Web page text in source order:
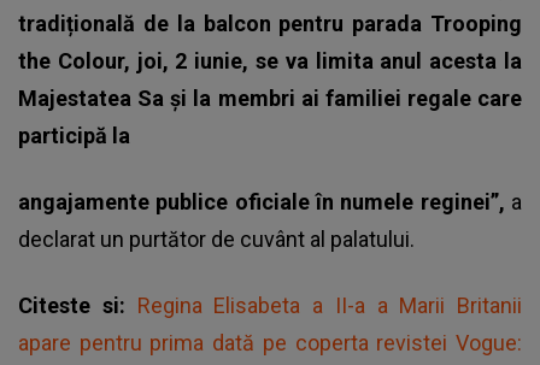
tradițională de la balcon pentru parada Trooping
the Colour, joi, 2 iunie, se va limita anul acesta la
Majestatea Sa și la membri ai familiei regale care
participă la
angajamente publice oficiale în numele reginei”, a
declarat un purtător de cuvânt al palatului.
Citeste si: Regina Elisabeta a II-a a Marii Britanii
apare pentru prima dată pe coperta revistei Vogue: